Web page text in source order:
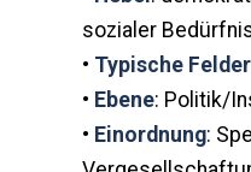
sozialer
• Typische Felder
• Ebene: Politik/
• Einordnung: